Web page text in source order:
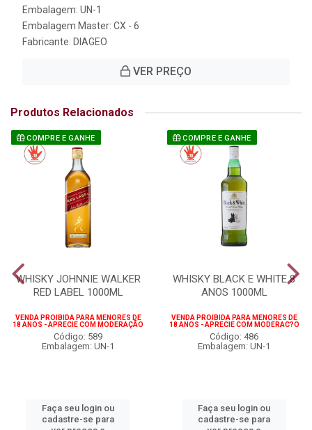
Embalagem: UN-1
Embalagem Master: CX - 6
Fabricante: DIAGEO
VER PREÇO
Produtos Relacionados
COMPRE E GANHE
WHISKY JOHNNIE WALKER
RED LABEL 1000ML
VENDA PROIBIDA PARA MENORES DE
18 ANOS - APRECIE COM MODERAÇÃO
Código: 589
Embalagem: UN-1
Faça seu login ou
cadastre-se para
COMPRE E GANHE
WHISKY BLACK E WHITE 8
ANOS 1000ML
VENDA PROIBIDA PARA MENORES DE
18 ANOS - APRECIE COM MODERAC?O
Código: 486
Embalagem: UN-1
Faça seu login ou
cadastre-se para